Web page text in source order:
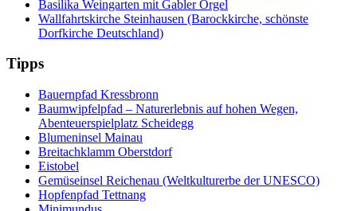
Basilika Weingarten mit Gabler Orgel
Wallfahrtskirche Steinhausen (Barockkirche, schönste
Dorfkirche Deutschland)
Tipps
Bauernpfad Kressbronn
Baumwipfelpfad – Naturerlebnis auf hohen Wegen,
Abenteuerspielplatz Scheidegg
Blumeninsel Mainau
Breitachklamm Oberstdorf
Eistobel
Gemüseinsel Reichenau (Weltkulturerbe der UNESCO)
Hopfenpfad Tettnang